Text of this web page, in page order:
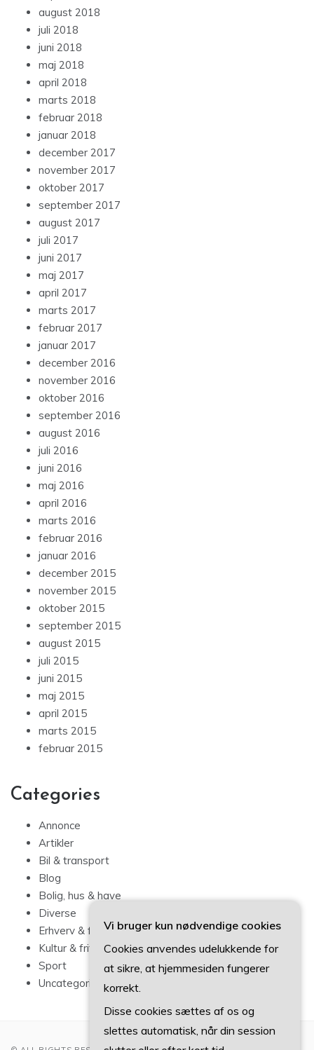
august 2018
juli 2018
juni 2018
maj 2018
april 2018
marts 2018
februar 2018
januar 2018
december 2017
november 2017
oktober 2017
september 2017
august 2017
juli 2017
juni 2017
maj 2017
april 2017
marts 2017
februar 2017
januar 2017
december 2016
november 2016
oktober 2016
september 2016
august 2016
juli 2016
juni 2016
maj 2016
april 2016
marts 2016
februar 2016
januar 2016
december 2015
november 2015
oktober 2015
september 2015
august 2015
juli 2015
juni 2015
maj 2015
april 2015
marts 2015
februar 2015
Categories
Annonce
Artikler
Bil & transport
Blog
Bolig, hus & have
Diverse
Erhverv & forbrug
Kultur & fritid
Sport
Uncategorized
Vi bruger kun nødvendige cookies
Cookies anvendes udelukkende for
at sikre, at hjemmesiden fungerer
korrekt.
Disse cookies sættes af os og
slettes automatisk, når din session